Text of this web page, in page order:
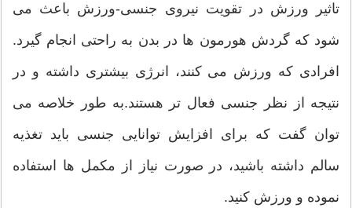
تاثیر ورزش در تقویت نیروی جنسی-ورزش باعث می
شود که گردش هورمون ها در بدن به راحتی انجام گیرد.
افرادی که ورزش می کنند، انرژی بیشتری داشته و در
نتیجه از نظر جنسی فعال تر هستند.به طور خلاصه می
توان گفت که برای افزایش توانایی جنسی باید تغذیه
سالم داشته باشید، در صورت نیاز از مکمل ها استفاده
نموده و ورزش کنید.